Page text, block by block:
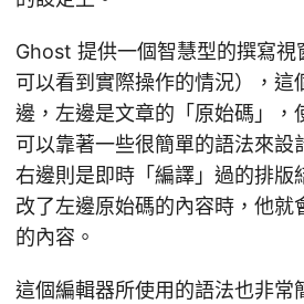
Ghost 提供一個智慧型的撰寫視
可以看到實際操作的情況），這
邊，左邊是文章的「原始碼」，
可以靠著一些很簡單的語法來設
右邊則是即時「編譯」過的排版
改了左邊原始碼的內容時，他就
的內容。
這個編輯器所使用的語法也非常